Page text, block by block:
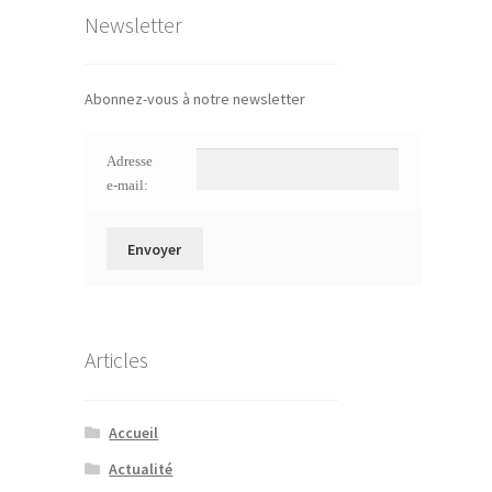
Newsletter
Abonnez-vous à notre newsletter
Adresse
e-mail:
Articles
Accueil
Actualité